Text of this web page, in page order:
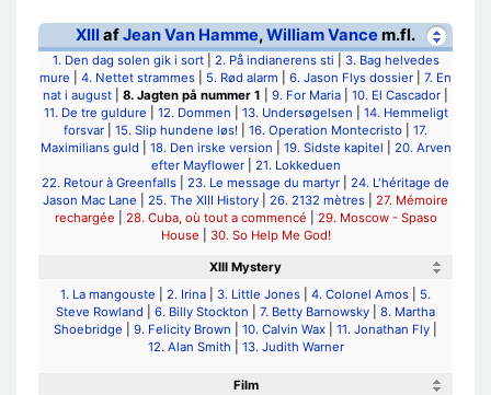
XIIIafJean Van Hamme,William Vance m.fl.
1. Den dag solen gik i sort| 2. På indianerens sti
3. Bag helvedes
mure
4. Nettet strammes 5. Rød alarm 6. Jason Flys dossier
7. En
nat i august
8. Jagten på nummer 1 9. For Maria 10. El Cascador
11. De tre guldure
12. Dommen 13. Undersøgelsen
14. Hemmeligt
forsvar
15. Slip hundene løs! 16. Operation Montecristo
17.
Maximilians guld
18. Den irske version 19. Sidste kapitel
20. Arven
efter Mayflower| 21. Lokkeduen
22. Retour à Greenfalls
23. Le message du martyr
24. L'héritage de
Jason Mac Lane
25. The XIII History 26. 2132 mètres
27. Mémoire
rechargée
28. Cuba, où tout a commencé
29. Moscow - Spaso
House
30. So Help Me God!
XIII Mystery
1. La mangouste
2. Irina 3. Little Jones 4. Colonel Amos
5.
Steve Rowland
6. Billy Stockton 7. Betty Barnowsky
8. Martha
Shoebridge
9. Felicity Brown 10. Calvin Wax 11. Jonathan Fly
12. Alan Smith
13. Judith Warner
Film